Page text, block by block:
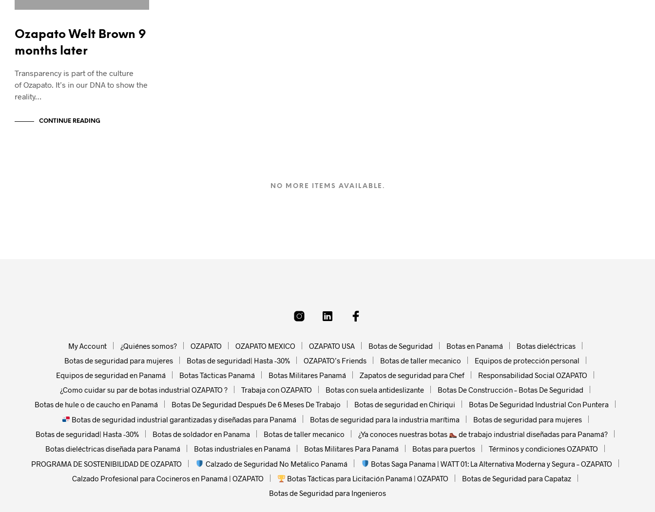
Ozapato Welt Brown 9
months later
Transparency is part of the culture
of Ozapato. It’s in our DNA to show the
reality…
CONTINUE READING
NO MORE ITEMS AVAILABLE.
My Account ¿Quiénes somos? OZAPATO OZAPATO MEXICO OZAPATO USA Botas de Seguridad Botas en Panamá
Botas dieléctricas
Botas de seguridad para mujeres
Botas de seguridad| Hasta -30% OZAPATO’s Friends Botas de taller mecanico
Equipos de protección personal
Equipos de seguridad en Panamá
Botas Tácticas Panamá Botas Militares Panamá Zapatos de seguridad para Chef
Responsabilidad Social OZAPATO
¿Como cuidar su par de botas industrial OZAPATO ?
Trabaja con OZAPATO Botas con suela antideslizante
Botas De Construcción – Botas De Seguridad
Botas de hule o de caucho en Panamá
Botas De Seguridad Después De 6 Meses De Trabajo Botas de seguridad en Chiriqui
Botas De Seguridad Industrial Con Puntera
Botas de seguridad industrial garantizadas y diseñadas para Panamá
Botas de seguridad para la industria marítima
Botas de seguridad para mujeres
Botas de seguridad| Hasta -30%
Botas de soldador en Panama Botas de taller mecanico ¿Ya conoces nuestras botas
de trabajo industrial diseñadas para Panamá?
Botas dieléctricas diseñada para Panamá
Botas industriales en Panamá Botas Militares Para Panamá Botas para puertos
Términos y condiciones OZAPATO
PROGRAMA DE SOSTENIBILIDAD DE OZAPATO
Calzado de Seguridad No Metálico Panamá
Botas Saga Panama | WATT 01: La Alternativa Moderna y Segura – OZAPATO
Calzado Profesional para Cocineros en Panamá | OZAPATO
Botas Tácticas para Licitación Panamá | OZAPATO
Botas de Seguridad para Capataz
Botas de Seguridad para Ingenieros